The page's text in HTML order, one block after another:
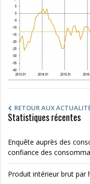
RETOUR AUX
Statistiques récentes
Enquête auprès des
confiance des
Produit intérieur brut par